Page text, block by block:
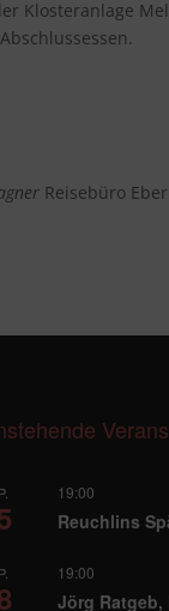
Klosteranlage
Reisebüro
19:00
Reuchlins
19:00
Jörg